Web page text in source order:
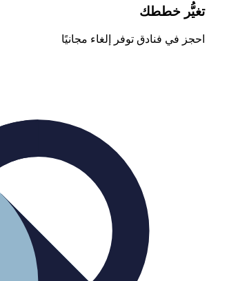
تغيُّر خططك
احجز في فنادق توفر إلغاء مجانيًا